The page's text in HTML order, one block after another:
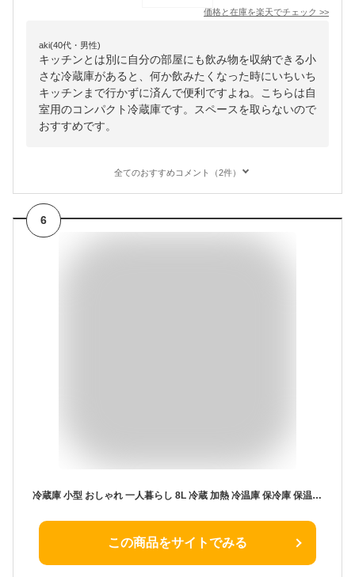
価格と在庫を楽天でチェック >>
aki(40代・男性)
キッチンとは別に自分の部屋にも飲み物を収納できる小
さな冷蔵庫があると、何か飲みたくなった時にいちいち
キッチンまで行かずに済んで便利ですよね。こちらは自
室用のコンパクト冷蔵庫です。スペースを取らないので
おすすめです。
全てのおすすめコメント（2件）
6
冷蔵庫 小型 おしゃれ 一人暮らし 8L 冷蔵 加熱 冷温庫 保冷庫 保温庫 省エネ 保冷保温 ミニ冷蔵庫 半導体チップ 家庭用 車載用 小型冷温庫 保温庫 ポータブル 低騒音 加熟 冷却 アウトドア 室内 持ち運び便利 冷却力抜群 母の日 ギフト プレゼント
この商品をサイトでみる